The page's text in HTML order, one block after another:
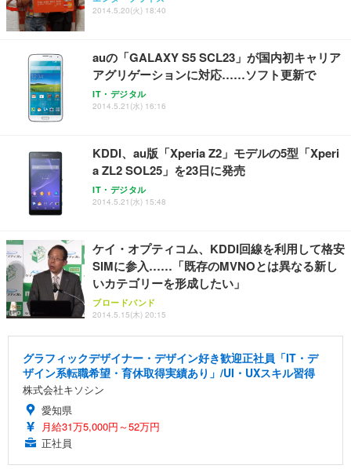
2014.5.20(火) 18:40
auの「GALAXY S5 SCL23」が国内初キャリア
アグリゲーションに対応……ソフト更新で
IT・デジタル
2014.5.21(水) 16:16
KDDI、au版「Xperia Z2」モデルの5型「Xperi
a ZL2 SOL25」を23日に発売
IT・デジタル
2014.5.21(水) 15:48
ケイ・オプティコム、KDDI回線を利用して格安
SIMに参入……「既存のMVNOとは異なる新し
いカテゴリーを形成したい」
ブロードバンド
2014.5.15(木) 20:15
グラフィックデザイナー・デザイン好き歓迎正社員「IT・デ
ザイン系転職希望・育休取得実績あり」/UI・UXスキル習得
株式会社キソシン
愛知県
月給31万5,000円～52万円
正社員